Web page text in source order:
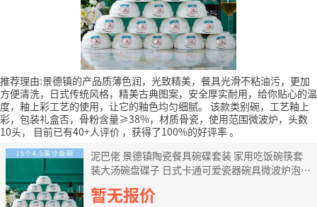
推荐理由:景德镇的产品质薄色润，光致精美，餐具光滑不粘油污，更加
方便清洗，日式传统风格，精美古典图案，安全厚实耐用，给你贴心的温
度，釉上彩工艺的使用，让它的釉色均匀细腻。 该款类别碗，工艺釉上
彩，包装礼盒否，骨粉含量≥38%，材质骨瓷，使用范围微波炉，头数
10头，
目前已有40+人评价 ，获得了100%的好评率。
泥巴佬 景德镇陶瓷餐具碗碟套装 家用吃饭碗筷套
装大汤碗盘碟子 日式卡通可爱瓷器碗具微波炉泡面
碗骨瓷盘 15个碗-小蓝猪
暂无报价